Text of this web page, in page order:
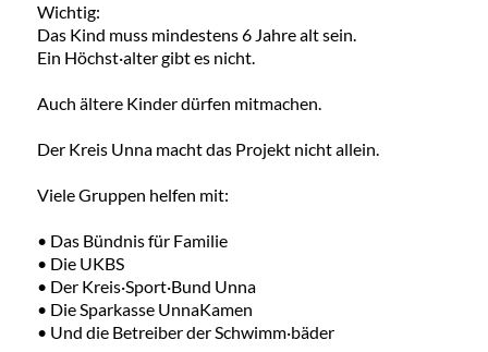
Wichtig:
Das Kind muss mindestens 6 Jahre alt sein.
Ein Höchst·alter gibt es nicht.
Auch ältere Kinder dürfen mitmachen.
Der Kreis Unna macht das Projekt nicht allein.
Viele Gruppen helfen mit:
• Das Bündnis für Familie
• Die UKBS
• Der Kreis·Sport·Bund Unna
• Die Sparkasse UnnaKamen
• Und die Betreiber der Schwimm·bäder